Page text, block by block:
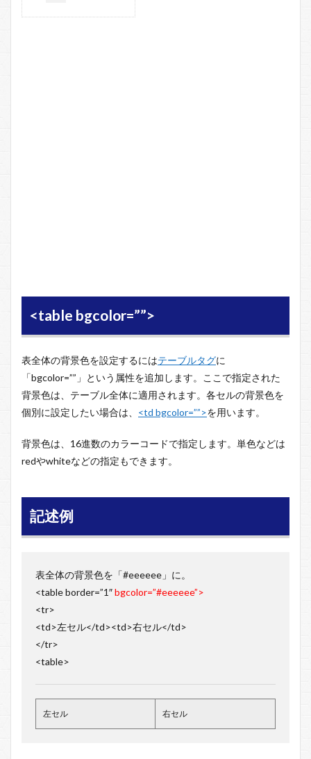
<table bgcolor=””>
表全体の背景色を設定するにはテーブルタグに
「bgcolor=””」という属性を追加します。ここで指定された
背景色は、テーブル全体に適用されます。各セルの背景色を
個別に設定したい場合は、 <td bgcolor=””>を用います。
背景色は、16進数のカラーコードで指定します。単色などは
redやwhiteなどの指定もできます。
記述例
表全体の背景色を「#eeeeee」に。
<table border=”1″bgcolor=”#eeeeee”>
<tr>
<td>左セル</td><td>右セル</td>
</tr>
<table>
左セル 右セル